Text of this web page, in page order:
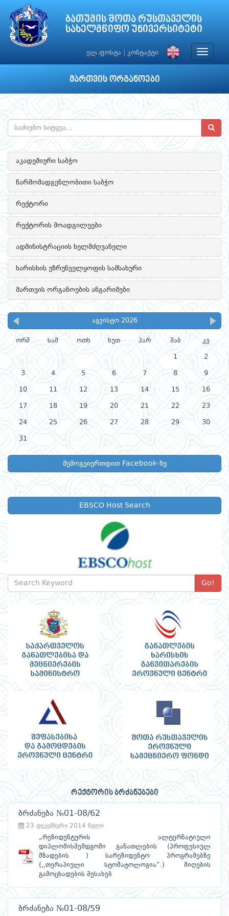
ბათუმის შოთა რუსთაველის
სახელმწიფო უნივერსიტეტი
ელ.ფოსტა კონტაქტი
Toggle
მართვის ორგანოები
აკადემიური საბჭო
წარმომადგენლობითი საბჭო
რექტორი
რექტორის მოადგილეები
ადმინისტრაციის ხელმძღვანელი
ხარისხის უზრუნველყოფის სამსახური
მართვის ორგანოების ანგარიშები
აგვისტო 2026
ორშ სამ ოთხ ხუთ პარ შაბ კვ
1 2
3 4 5 6 7 8 9
10 11 12 13 14 15 16
17 18 19 20 21 22 23
24 25 26 27 28 29 30
31
შემოგვიერთდით Facebook-ზე
EBSCO Host Search
Go!
რექტორის ბრძანებები
ბრძანება №01-08/62
23 დეკემბერი 2014 წელი
„რეზიდენტურის ალტერნატიული
დიპლომისშემდგომი განათლების (პროფესიულ
მზადების ) სარეზიდენტო პროგრამებზე
(,,თერაპიული სტომატოლოგია“.) მიღების
გამოცხადების შესახებ
ბრძანება №01-08/59